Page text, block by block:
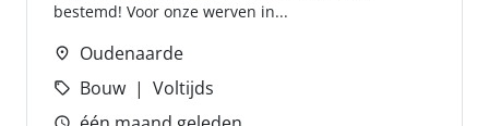
bestemd! Voor onze werven in...
Oudenaarde
Bouw
Voltijds